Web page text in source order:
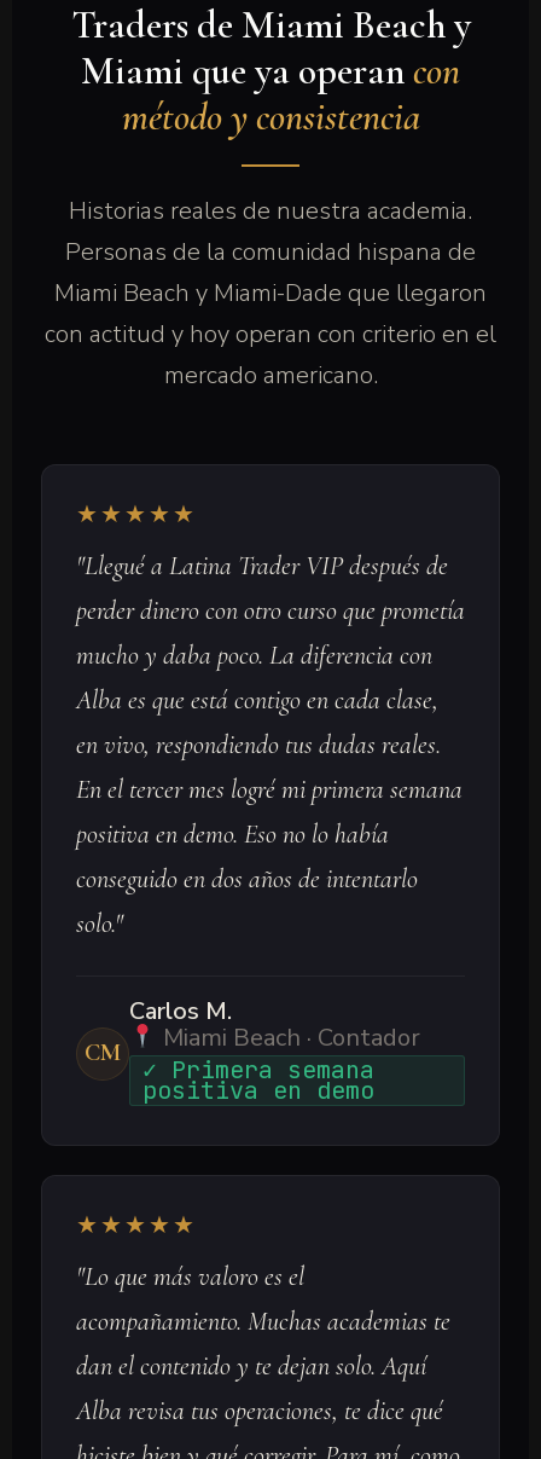
Traders de Miami Beach y
Miami que ya operancon
método y consistencia
Historias reales de nuestra academia.
Personas de la comunidad hispana de
Miami Beach y Miami-Dade que llegaron
con actitud y hoy operan con criterio en el
mercado americano.
★★★★★
"Llegué a Latina Trader VIP después de
perder dinero con otro curso que prometía
mucho y daba poco. La diferencia con
Alba es que está contigo en cada clase,
en vivo, respondiendo tus dudas reales.
En el tercer mes logré mi primera semana
positiva en demo. Eso no lo había
conseguido en dos años de intentarlo
solo."
CM
Carlos M.
Miami Beach · Contador
✓ Primera semana
positiva en demo
★★★★★
"Lo que más valoro es el
acompañamiento. Muchas academias te
dan el contenido y te dejan solo. Aquí
Alba revisa tus operaciones, te dice qué